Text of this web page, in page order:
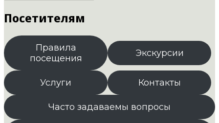
Посетителям
Правила
посещения
Экскурсии
Услуги Контакты
Часто задаваемы вопросы